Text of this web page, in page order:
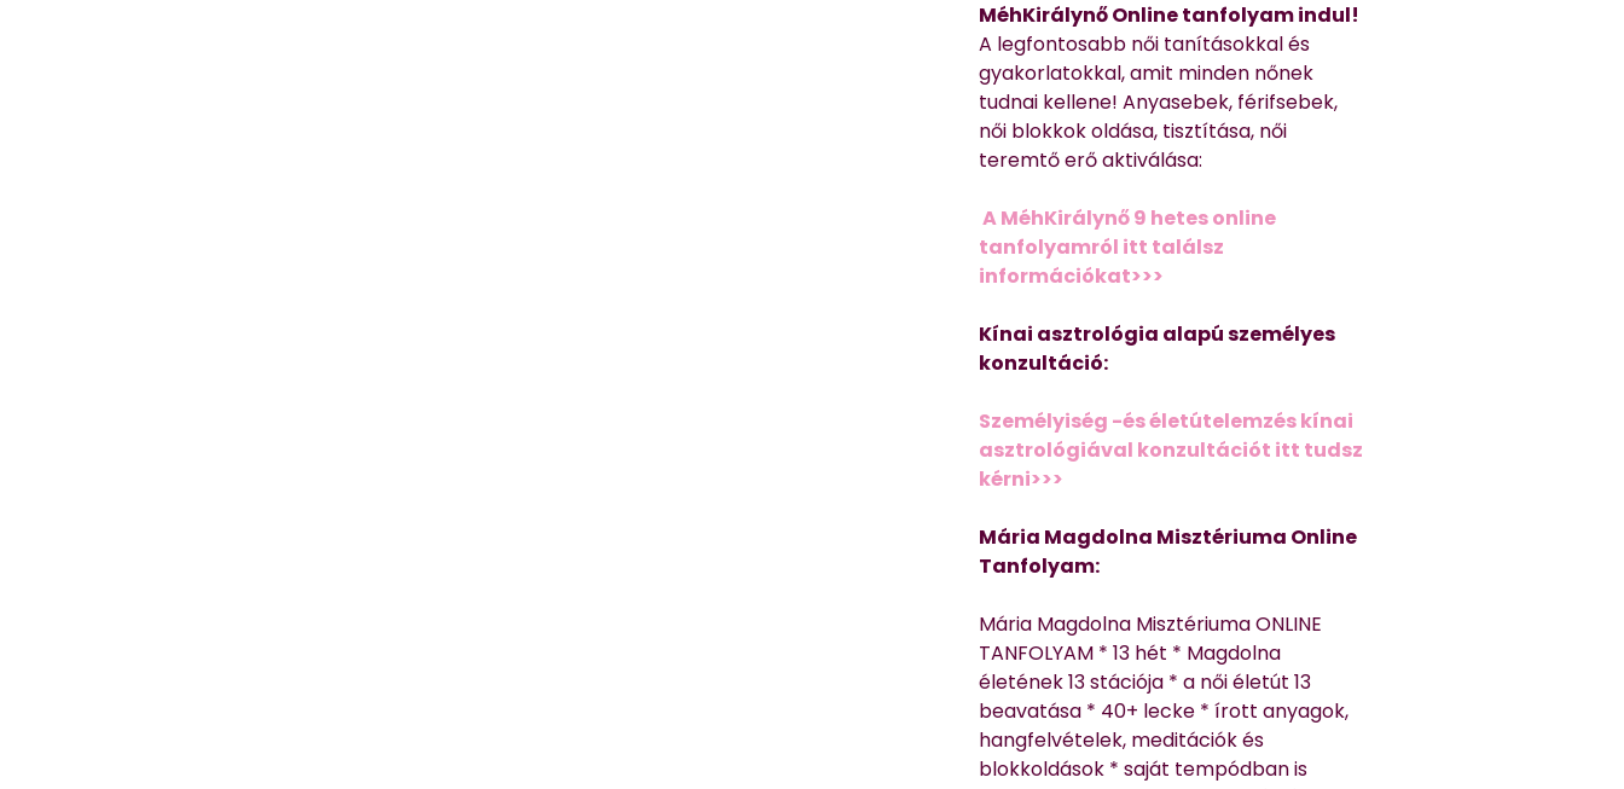
MéhKirálynő Online tanfolyam indul!
A legfontosabb női tanításokkal és
gyakorlatokkal, amit minden nőnek
tudnai kellene! Anyasebek, férifsebek,
női blokkok oldása, tisztítása, női
teremtő erő aktiválása:
A MéhKirálynő 9 hetes online
tanfolyamról itt találsz
információkat>>>
Kínai asztrológia alapú személyes
konzultáció:
Személyiség -és életútelemzés kínai
asztrológiával konzultációt itt tudsz
kérni>>>
Mária Magdolna Misztériuma Online
Tanfolyam:
Mária Magdolna Misztériuma ONLINE
TANFOLYAM * 13 hét * Magdolna
életének 13 stációja * a női életút 13
beavatása * 40+ lecke * írott anyagok,
hangfelvételek, meditációk és
blokkoldások * saját tempódban is